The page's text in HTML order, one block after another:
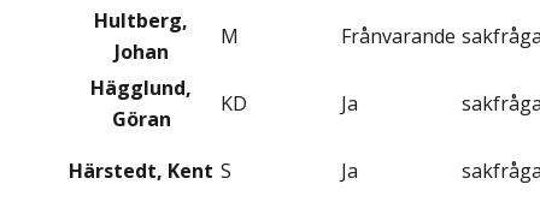
Hultberg,
Johan
M Frånvarande
Hägglund,
Göran
KD Ja
Härstedt, Kent S Ja